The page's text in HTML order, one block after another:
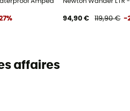
94,90 € 119,90 € -
affaires